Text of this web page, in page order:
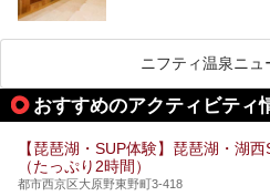
旅行やお出かけのつい
ひ気軽に立ち寄ってみて
ニフティ温泉ニュ
おすすめのアクティビティ
【琵琶湖・SUP体験】琵琶湖・湖
（たっぷり2時間）
都市西京区大原野東野町3-418